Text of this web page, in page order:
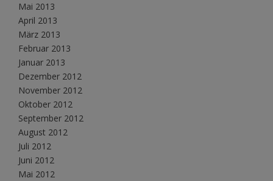
Mai 2013
April 2013
März 2013
Februar 2013
Januar 2013
Dezember 2012
November 2012
Oktober 2012
September 2012
August 2012
Juli 2012
Juni 2012
Mai 2012